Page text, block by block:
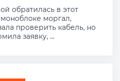
обратилась в этот
моргал,
проверить кабель, но
заявку, ...